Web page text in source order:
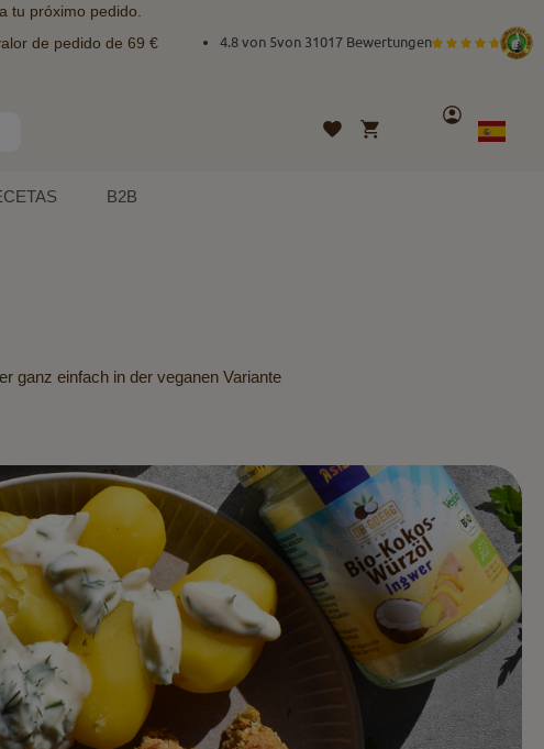
tu próximo pedido.
de pedido de 69 € 4.8 von 5von 31017 Bewertungen
Lista
Mi cesta
Cuenta
Lenguaje
Spanish
B2B
ganz einfach in der veganen Variante